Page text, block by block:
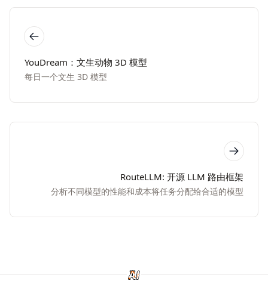
YouDream：文生动物 3D 模型
每日一个文生 3D 模型
RouteLLM: 开源 LLM 路由框架
分析不同模型的性能和成本将任务分配给合适的模型